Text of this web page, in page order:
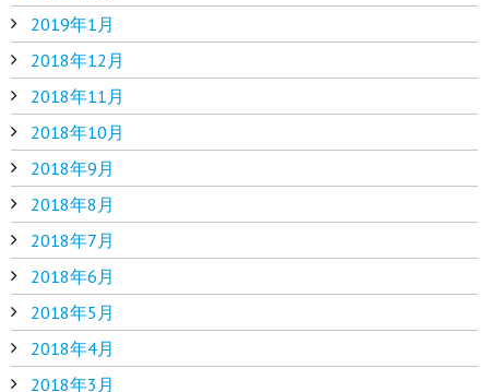
2019年1月
2018年12月
2018年11月
2018年10月
2018年9月
2018年8月
2018年7月
2018年6月
2018年5月
2018年4月
2018年3月